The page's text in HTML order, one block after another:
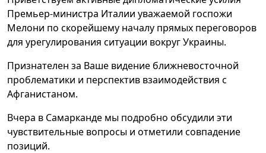
Премьер-министра Италии уважаемой госпожи
Мелони по скорейшему началу прямых переговоров
для урегулирования ситуации вокруг Украины.
Признателен за Ваше видение ближневосточной
проблематики и перспектив взаимодействия с
Афганистаном.
Вчера в Самарканде мы подробно обсудили эти
чувствительные вопросы и отметили совпадение
позиций.